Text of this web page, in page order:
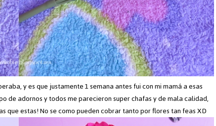
y es que justamente 1 semana antes fui con mi mamá a esas
de adornos y todos me parecieron super chafas y de mala calidad,
que estas! No se como pueden cobrar tanto por flores tan feas XD